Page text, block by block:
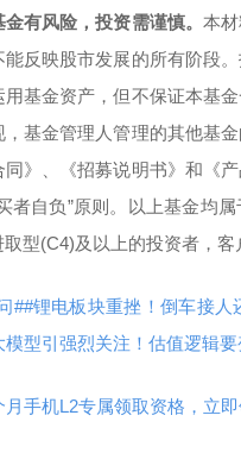
金有风险，投资需谨慎。本
能反映股市发展的所有阶段
用基金资产，但不保证本基
，基金管理人管理的其他基
同》、《招募说明书》和《
者自负”原则。以上基金均
型(C4)及以上的投资者，
##锂电板块重挫！倒车接人
模型引强烈关注！估值逻辑
月手机L2专属领取资格，立